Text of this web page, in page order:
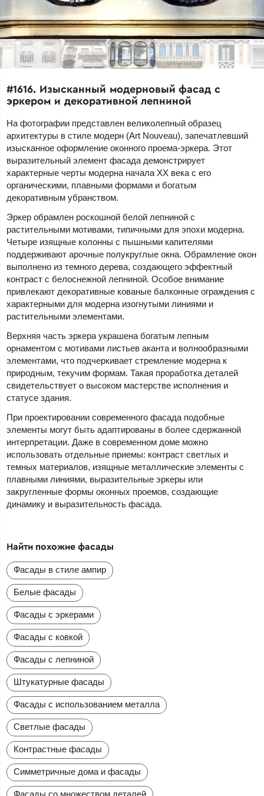
#1616. Изысканный модерновый фасад с
эркером и декоративной лепниной
На фотографии представлен великолепный образец
архитектуры в стиле модерн (Art Nouveau), запечатлевший
изысканное оформление оконного проема-эркера. Этот
выразительный элемент фасада демонстрирует
характерные черты модерна начала XX века с его
органическими, плавными формами и богатым
декоративным убранством.
Эркер обрамлен роскошной белой лепниной с
растительными мотивами, типичными для эпохи модерна.
Четыре изящные колонны с пышными капителями
поддерживают арочные полукруглые окна. Обрамление окон
выполнено из темного дерева, создающего эффектный
контраст с белоснежной лепниной. Особое внимание
привлекают декоративные кованые балконные ограждения с
характерными для модерна изогнутыми линиями и
растительными элементами.
Верхняя часть эркера украшена богатым лепным
орнаментом с мотивами листьев аканта и волнообразными
элементами, что подчеркивает стремление модерна к
природным, текучим формам. Такая проработка деталей
свидетельствует о высоком мастерстве исполнения и
статусе здания.
При проектировании современного фасада подобные
элементы могут быть адаптированы в более сдержанной
интерпретации. Даже в современном доме можно
использовать отдельные приемы: контраст светлых и
темных материалов, изящные металлические элементы с
плавными линиями, выразительные эркеры или
закругленные формы оконных проемов, создающие
динамику и выразительность фасада.
Найти похожие фасады
Фасады в стиле ампир
Белые фасады
Фасады с эркерами
Фасады с ковкой
Фасады с лепниной
Штукатурные фасады
Фасады с использованием металла
Светлые фасады
Контрастные фасады
Симметричные дома и фасады